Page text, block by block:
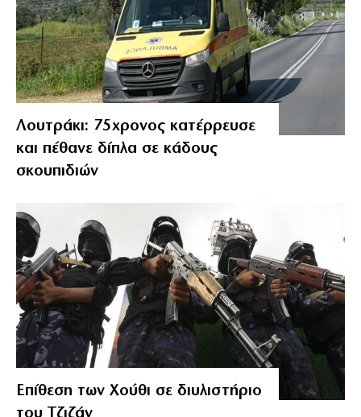
Λουτράκι: 75χρονος κατέρρευσε
και πέθανε δίπλα σε κάδους
σκουπιδιών
Επίθεση των Χούθι σε διυλιστήριο
του Τζιζάν